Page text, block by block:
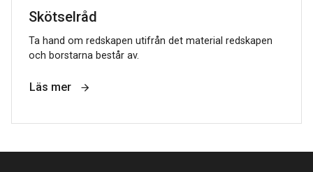
Skötselråd
Ta hand om redskapen utifrån det material redskapen
och borstarna består av.
Läs mer